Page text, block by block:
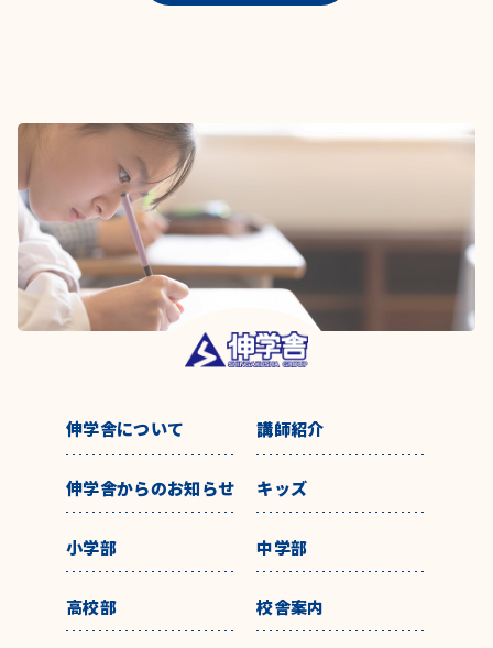
伸学舎について 講師紹介
伸学舎からのお知らせ キッズ
小学部 中学部
高校部 校舎案内